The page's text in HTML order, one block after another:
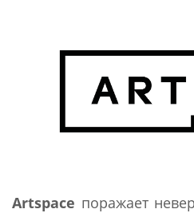
Artspace поражает